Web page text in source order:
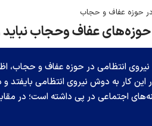
در حوزه عفاف و حجاب
حوزه‌های عفاف وحجاب
نیروی انتظامی در حوزه عفاف و حجاب،
کار به دوش نیروی انتظامی بایفتد و
اجتماعی در پی داشته است؛ در